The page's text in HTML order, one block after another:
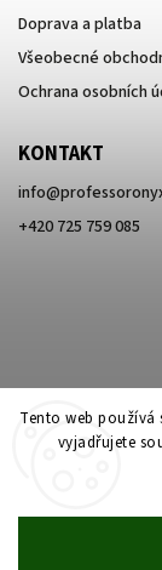
Tento web
vyjadřujete
Doprava a platba
Všeobecné
Ochrana osobních
KONTAKT
info@
+420 725 759 085